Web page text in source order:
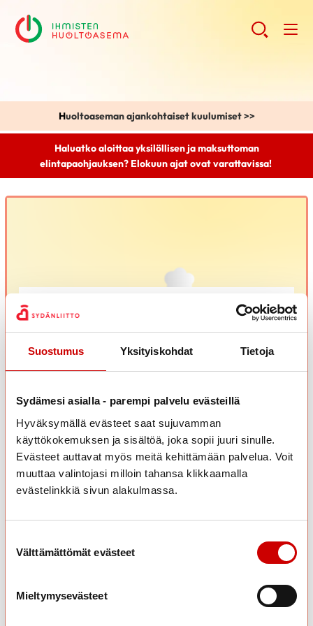
Suostumus Yksityiskohdat Tietoja
Sydämesi asialla - parempi palvelu evästeillä
Hyväksymällä evästeet saat sujuvamman
käyttökokemuksen ja sisältöä, joka sopii juuri sinulle.
Evästeet auttavat myös meitä kehittämään palvelua. Voit
muuttaa valintojasi milloin tahansa klikkaamalla
evästelinkkiä sivun alakulmassa.
Välttämättömät evästeet
Mieltymysevästeet
Huoltoaseman ajankohtaiset kuulumiset >>
Haluatko aloittaa yksilöllisen ja maksuttoman
elintapaohjauksen? Elokuun ajat ovat varattavissa!
Ruokapersoonasi on:
mutkattomalta.
Nautiskelun sallivat pyrkivät syömään terveellisesti
ja suhtautuvat herkutteluun ja syömiseen joustavasti.
Toki välillä tämänkin ryhmän henkilöt pohtivat
Kuten kaikilla muillakin, myös tähän ryhmään
suhtautuminen auttaa haasteiden kohtaamisessa.